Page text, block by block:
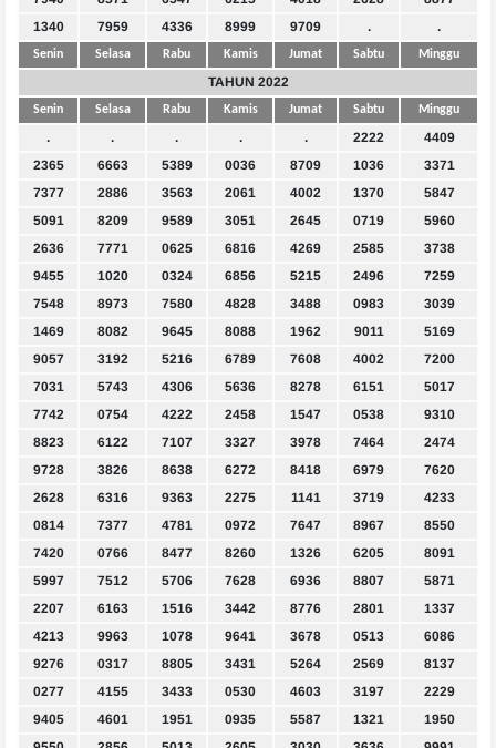
1340
7959 4336 8999 9709 . .
Senin Selasa Rabu Kamis Jumat Sabtu Minggu
TAHUN 2022
Senin Selasa Rabu Kamis Jumat Sabtu Minggu
. . . . . 2222
4409
2365
6663 5389 0036 8709 1036
3371
7377
2886 3563 2061 4002 1370
5847
5091
8209 9589 3051 2645 0719
5960
2636
7771 0625 6816 4269 2585
3738
9455
1020 0324 6856 5215 2496
7259
7548
8973 7580 4828 3488 0983
3039
1469
8082 9645 8088 1962 9011
5169
9057
3192 5216 6789 7608 4002
7200
7031
5743 4306 5636 8278 6151
5017
7742
0754 4222 2458 1547 0538
9310
8823
6122 7107 3327 3978 7464
2474
9728
3826 8638 6272 8418 6979
7620
2628
6316 9363 2275 1141 3719
4233
0814
7377 4781 0972 7647 8967
8550
7420
0766 8477 8260 1326 6205
8091
5997
7512 5706 7628 6936 8807
5871
2207
6163 1516 3442 8776 2801
1337
4213
9963 1078 9641 3678 0513
6086
9276
0317 8805 3431 5264 2569
8137
0277
4155 3433 0530 4603 3197
2229
9405
4601 1951 0935 5587 1321
1950